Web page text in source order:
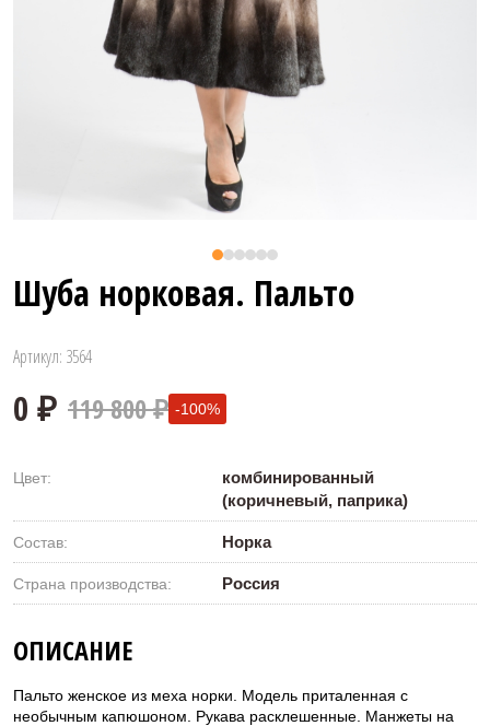
Шуба норковая. Пальто
Артикул: 3564
0 ₽
119 800 ₽ -100%
Цвет:
комбинированный
(коричневый, паприка)
Состав: Норка
Страна производства: Россия
ОПИСАНИЕ
Пальто женское из меха норки. Модель приталенная с
необычным капюшоном. Рукава расклешенные. Манжеты на